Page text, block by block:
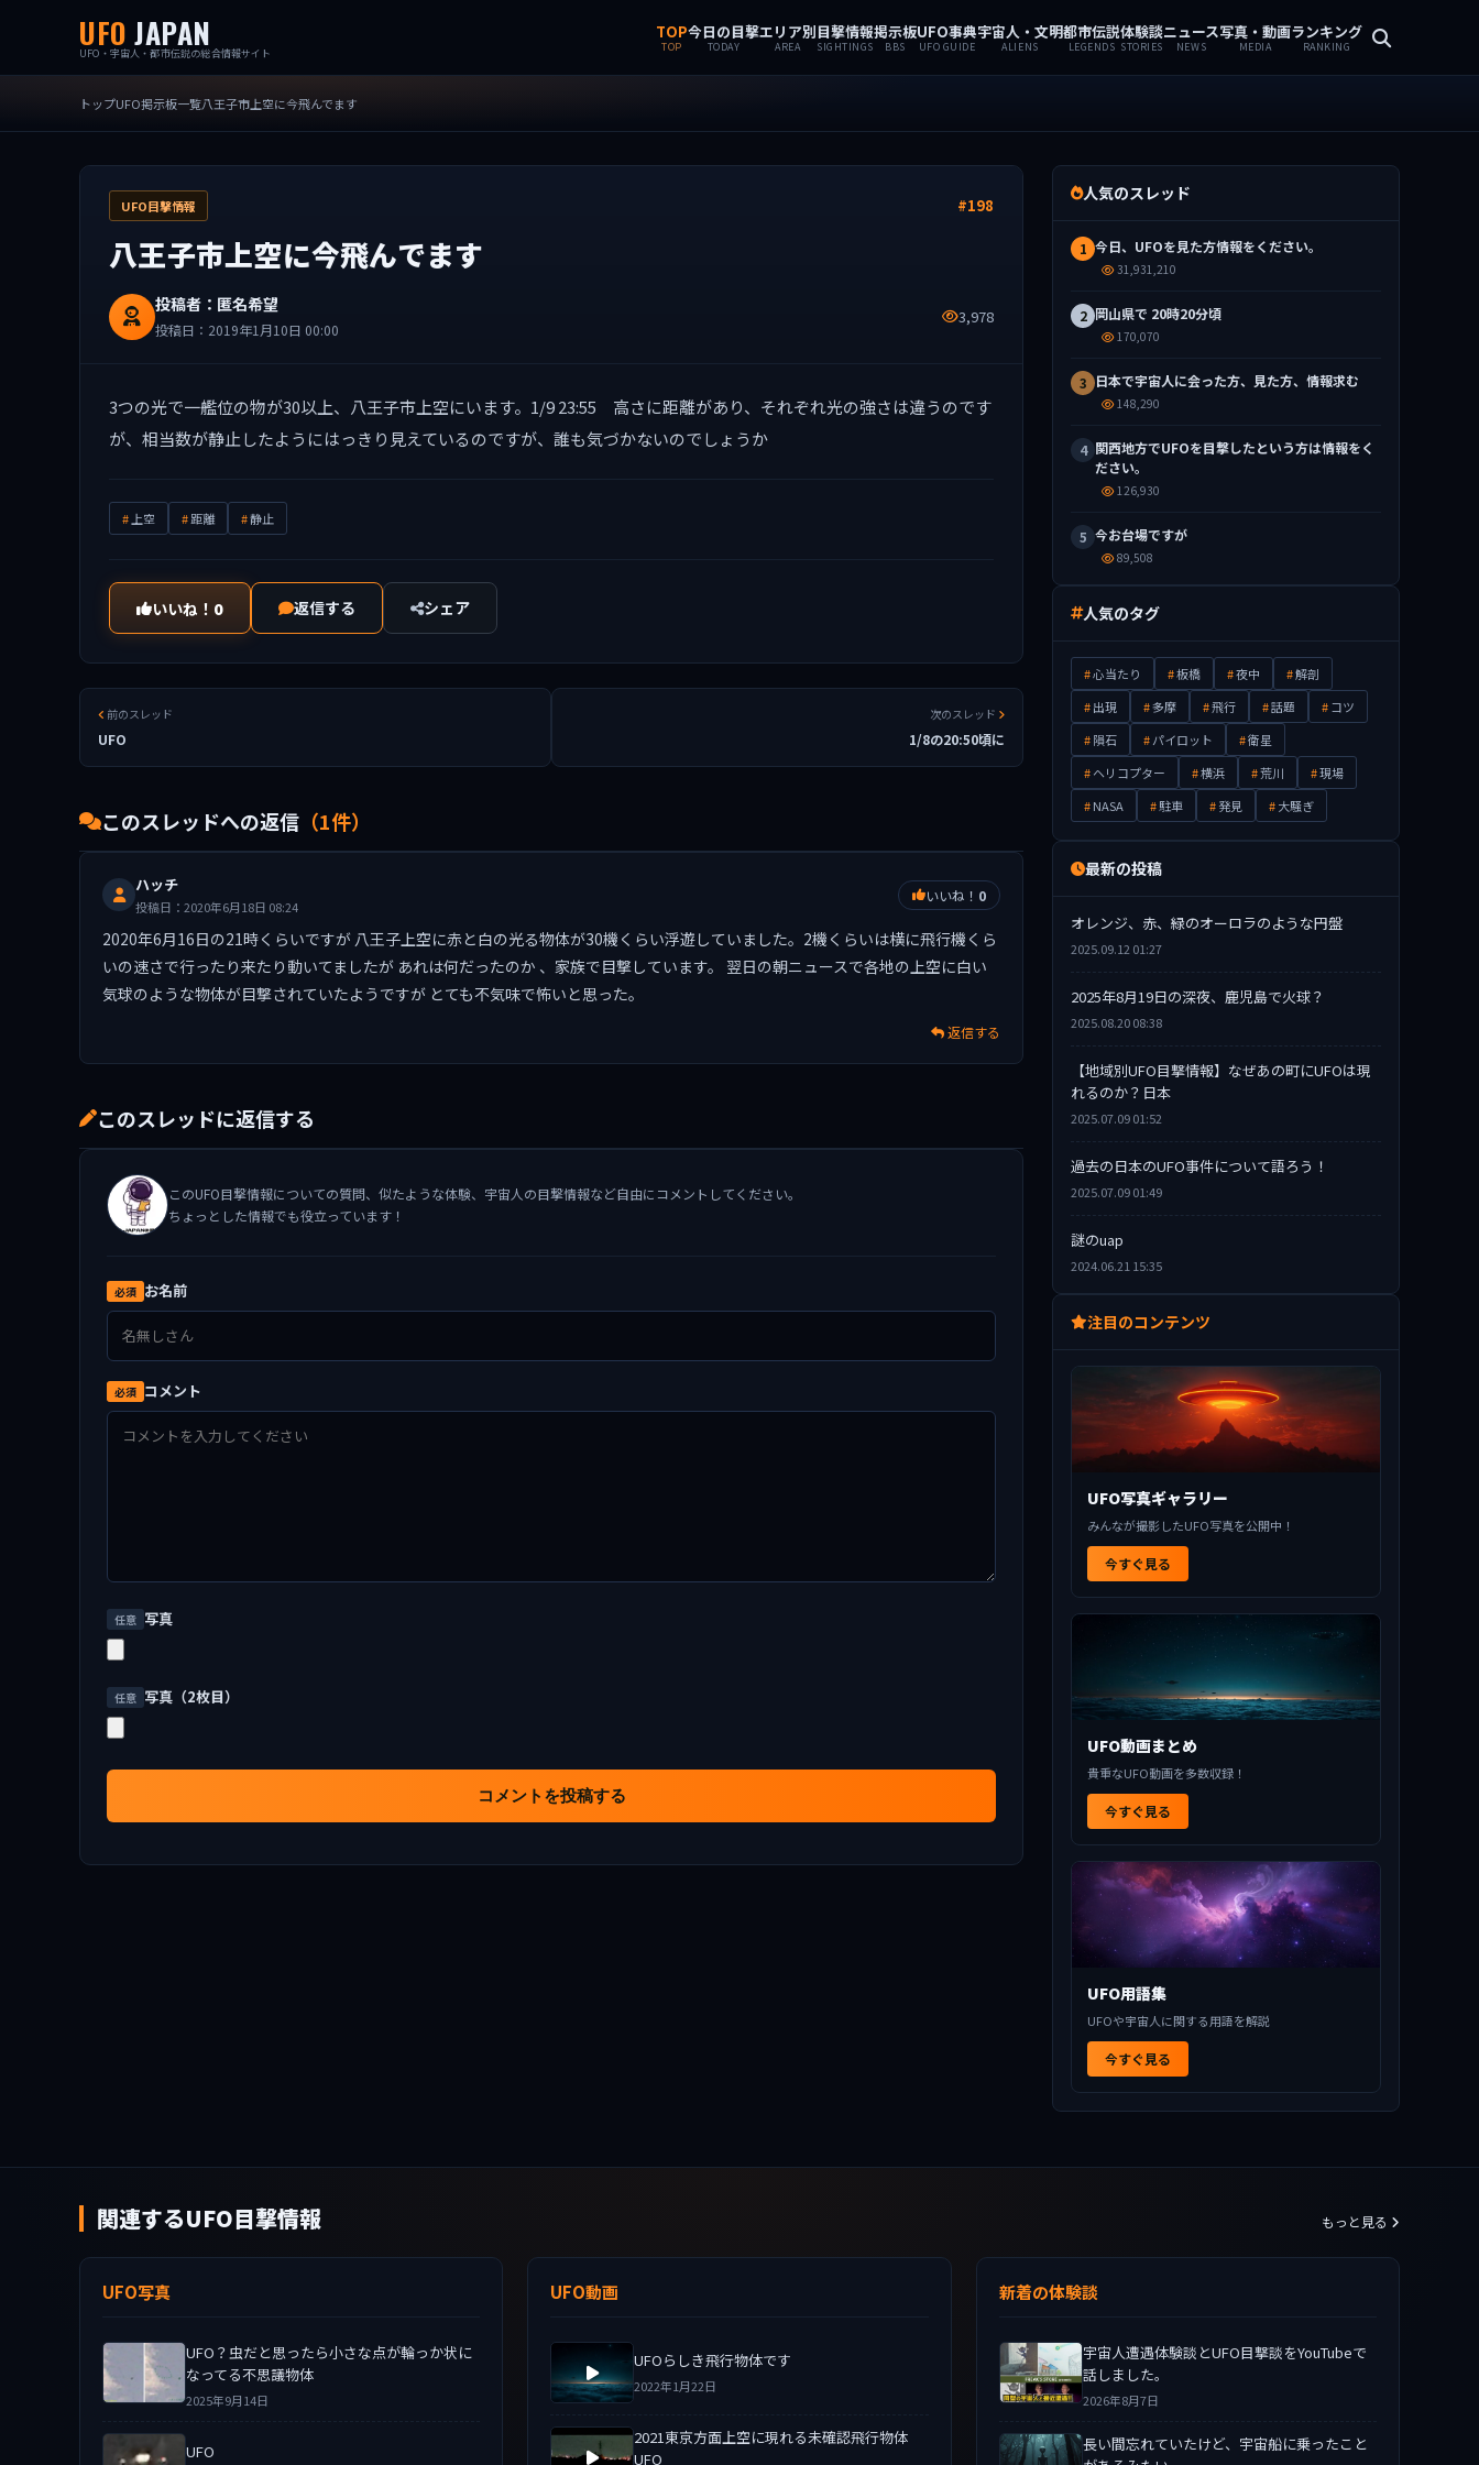
UFO JAPAN
UFO・宇宙人・都市伝説の総合情報サイト
TOP
TOP
今日の目撃
TODAY
エリア別
AREA
目撃情報
SIGHTINGS
掲示板
BBS
UFO事典
UFO GUIDE
宇宙人・文明
ALIENS
都市伝説
LEGENDS
体験談
STORIES
ニュース
NEWS
写真・動画
MEDIA
ランキング
RANKING
トップUFO掲示板一覧八王子市上空に今飛んでます
UFO目撃情報 #198
八王子市上空に今飛んでます
投稿者：匿名希望
投稿日：2019年1月10日 00:00
3,978
3つの光で一艦位の物が30以上、八王子市上空にいます。1/9 23:55 高さに距離があり、それぞれ光の強さは違うのです
が、相当数が静止したようにはっきり見えているのですが、誰も気づかないのでしょうか
上空 距離 静止
いいね！ 0 返信する シェア
前のスレッド
UFO
次のスレッド
1/8の20:50頃に
このスレッドへの返信 （1件）
ハッチ
投稿日：2020年6月18日 08:24
いいね！ 0
2020年6月16日の21時くらいですが 八王子上空に赤と白の光る物体が30機くらい浮遊していました。2機くらいは横に飛行機くら
いの速さで行ったり来たり動いてましたが あれは何だったのか 、家族で目撃しています。 翌日の朝ニュースで各地の上空に白い
気球のような物体が目撃されていたようですが とても不気味で怖いと思った。
返信する
このスレッドに返信する
このUFO目撃情報についての質問、似たような体験、宇宙人の目撃情報など自由にコメントしてください。
ちょっとした情報でも役立っています！
必須 お名前
必須 コメント
任意 写真
任意 写真（2枚目）
コメントを投稿する
人気のスレッド
1 今日、UFOを見た方情報をください。
31,931,210
2 岡山県で 20時20分頃
170,070
3 日本で宇宙人に会った方、見た方、情報求む
148,290
4 関西地方でUFOを目撃したという方は情報をく
ださい。
126,930
5 今お台場ですが
89,508
人気のタグ
心当たり 板橋 夜中
解剖
出現
多摩 飛行 話題
コツ
隕石
パイロット
衛星
ヘリコプター
横浜 荒川
現場
NASA
駐車 発見 大騒ぎ
最新の投稿
オレンジ、赤、緑のオーロラのような円盤
2025.09.12 01:27
2025年8月19日の深夜、鹿児島で火球？
2025.08.20 08:38
【地域別UFO目撃情報】なぜあの町にUFOは現
れるのか？日本
2025.07.09 01:52
過去の日本のUFO事件について語ろう！
2025.07.09 01:49
謎のuap
2024.06.21 15:35
注目のコンテンツ
UFO写真ギャラリー
みんなが撮影したUFO写真を公開中！
今すぐ見る
UFO動画まとめ
貴重なUFO動画を多数収録！
今すぐ見る
UFO用語集
UFOや宇宙人に関する用語を解説
今すぐ見る
関連するUFO目撃情報 もっと見る
UFO写真
UFO？虫だと思ったら小さな点が輪っか状に
なってる不思議物体
2025年9月14日
UFO
UFO動画
UFOらしき飛行物体です
2022年1月22日
2021東京方面上空に現れる未確認飛行物体
UFO
新着の体験談
宇宙人遭遇体験談とUFO目撃談をYouTubeで
話しました。
2026年8月7日
長い間忘れていたけど、宇宙船に乗ったこと